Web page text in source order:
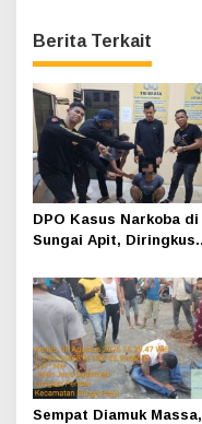
Berita Terkait
DPO Kasus Narkoba di
Sungai Apit, Diringkus
Sempat Diamuk Massa,